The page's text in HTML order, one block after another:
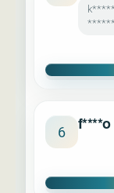
6 f****o